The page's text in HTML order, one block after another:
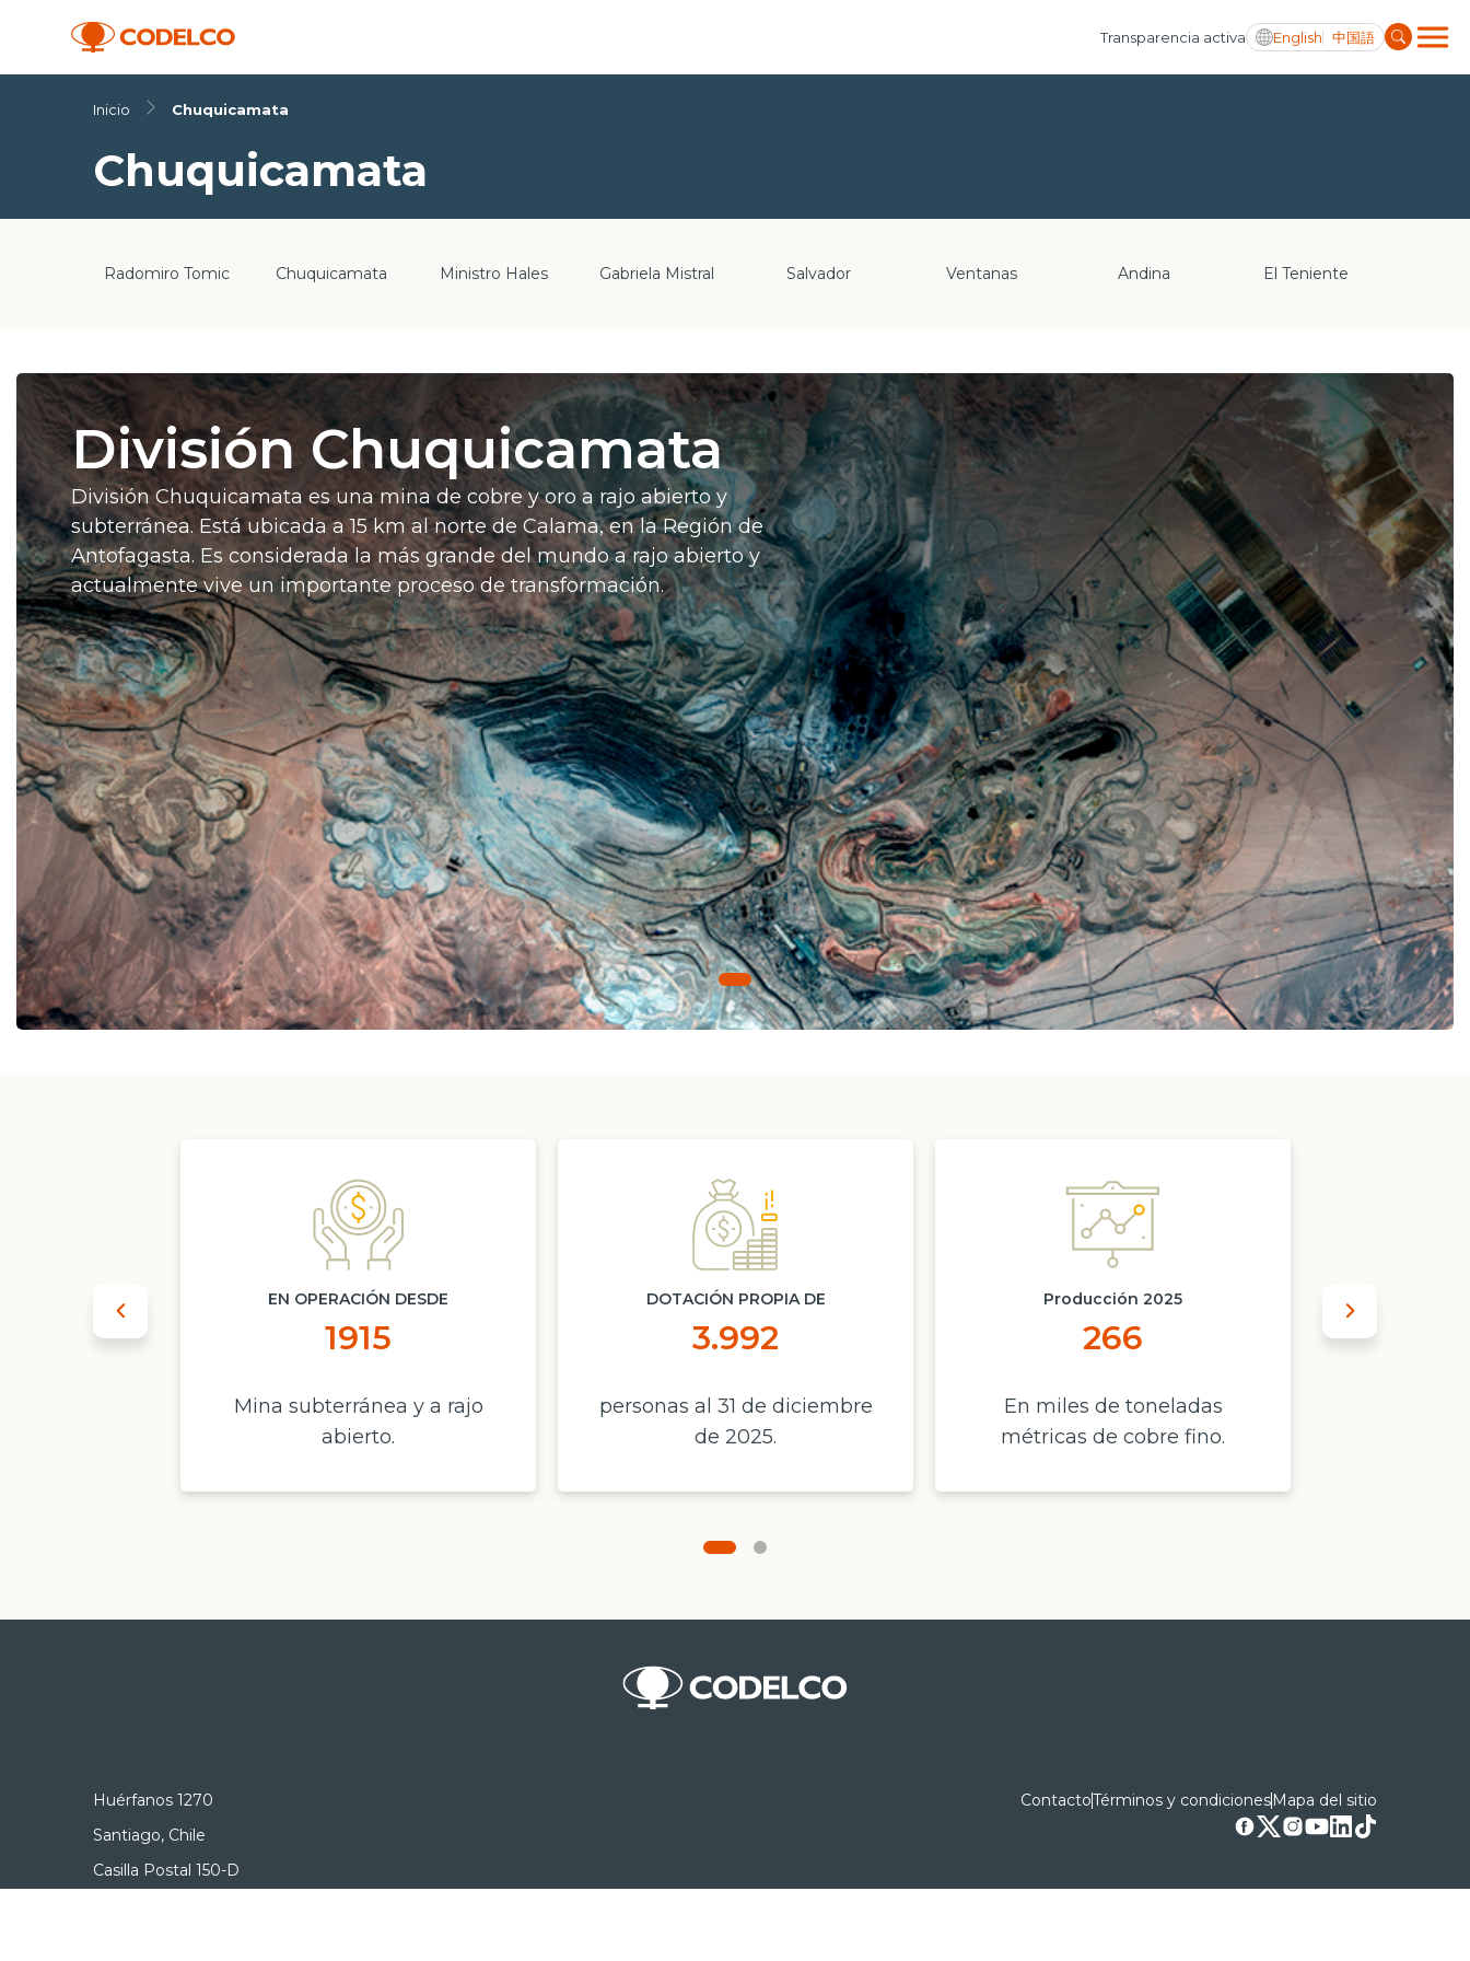
Transparencia activa English 中国語
Inicio Chuquicamata
Chuquicamata
Radomiro Tomic Chuquicamata Ministro Hales Gabriela Mistral Salvador Ventanas Andina El Teniente
División Chuquicamata
División Chuquicamata es una mina de cobre y oro a rajo abierto y
subterránea. Está ubicada a 15 km al norte de Calama, en la Región de
Antofagasta. Es considerada la más grande del mundo a rajo abierto y
actualmente vive un importante proceso de transformación.
EN OPERACIÓN DESDE
1915
Mina subterránea y a rajo
abierto.
DOTACIÓN PROPIA DE
3.992
personas al 31 de diciembre
de 2025.
Producción 2025
266
En miles de toneladas
métricas de cobre fino.
Huérfanos 1270
Santiago, Chile
Casilla Postal 150-D
ContactoTérminos y condicionesMapa del sitio